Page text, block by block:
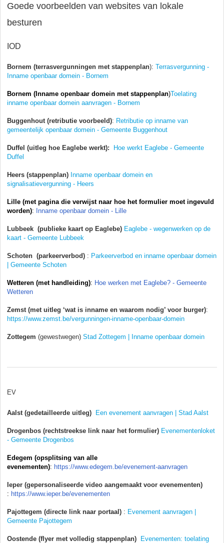
Goede voorbeelden van websites van lokale
besturen
IOD
Bornem (terrasvergunningen met stappenplan): Terrasvergunning -
Inname openbaar domein - Bornem
Bornem (Inname openbaar domein met stappenplan)Toelating
inname openbaar domein aanvragen - Bornem
Buggenhout (retributie voorbeeld): Retributie op inname van
gemeentelijk openbaar domein - Gemeente Buggenhout
Duffel (uitleg hoe Eaglebe werkt): Hoe werkt Eaglebe - Gemeente
Duffel
Heers (stappenplan) Inname openbaar domein en
signalisatievergunning - Heers
Lille (met pagina die verwijst naar hoe het formulier moet ingevuld
worden): Inname openbaar domein - Lille
Lubbeek (publieke kaart op Eaglebe) Eaglebe - wegenwerken op de
kaart - Gemeente Lubbeek
Schoten (parkeerverbod) : Parkeerverbod en inname openbaar domein
| Gemeente Schoten
Wetteren (met handleiding): Hoe werken met Eaglebe? - Gemeente
Wetteren
Zemst (met uitleg ‘wat is inname en waarom nodig’ voor burger):
https://www.zemst.be/vergunningen-inname-openbaar-domein
Zottegem (gewestwegen) Stad Zottegem | Inname openbaar domein
EV
Aalst (gedetailleerde uitleg) Een evenement aanvragen | Stad Aalst
Drogenbos (rechtstreekse link naar het formulier) Evenementenloket
- Gemeente Drogenbos
Edegem (opsplitsing van alle
evenementen): https://www.edegem.be/evenement-aanvragen
Ieper (gepersonaliseerde video aangemaakt voor evenementen)
: https://www.ieper.be/evenementen
Pajottegem (directe link naar portaal) : Evenement aanvragen |
Gemeente Pajottegem
Oostende (flyer met volledig stappenplan)
Evenementen: toelating